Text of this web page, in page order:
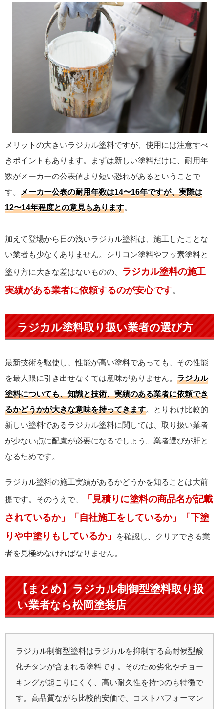
メリットの大きいラジカル塗料ですが、使用には注意すべ
きポイントもあります。まずは新しい塗料だけに、耐用年
数がメーカーの公表値より短い恐れがあるということで
す。 メーカー公表の耐用年数は14〜16年ですが、実際は
12〜14年程度との意見もあります。
加えて登場から日の浅いラジカル塗料は、施工したことな
い業者も少なくありません。シリコン塗料やフッ素塗料と
塗り方に大きな差はないものの、
ラジカル塗料の施工
実績がある業者に依頼するのが安心です。
ラジカル塗料取り扱い業者の選び方
最新技術を駆使し、性能が高い塗料であっても、その性能
を最大限に引き出せなくては意味がありません。 ラジカル
塗料についても、知識と技術、実績のある業者に依頼でき
るかどうかが大きな意味を持ってきます。とりわけ比較的
新しい塗料であるラジカル塗料に関しては、取り扱い業者
が少ない点に配慮が必要になるでしょう。業者選びが肝と
なるためです。
ラジカル塗料の施工実績があるかどうかを知ることは大前
提です。そのうえで、
「見積りに塗料の商品名が記載
されているか」「自社施工をしているか」「下塗
りや中塗りもしているか」
を確認し、クリアできる業
者を見極めなければなりません。
【まとめ】ラジカル制御型塗料取り扱
い業者なら松岡塗装店
ラジカル制御型塗料はラジカルを抑制する高耐候型酸
化チタンが含まれる塗料です。そのため劣化やチョー
キングが起こりにくく、高い耐久性を持つのも特徴で
す。高品質ながら比較的安価で、コストパフォーマン